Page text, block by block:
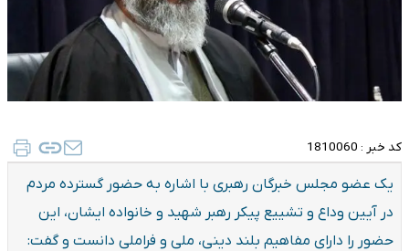
کد خبر : 1810060
یک عضو مجلس خبرگان رهبری با اشاره به حضور گسترده مردم
در آیین وداع و تشییع پیکر رهبر شهید و خانواده ایشان، این
حضور را دارای مفاهیم بلند دینی، ملی و فراملی دانست و گفت: